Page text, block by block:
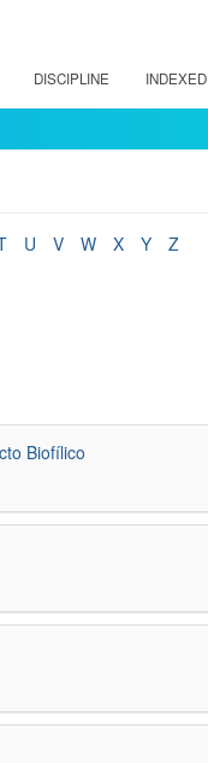
DISCIPLINE INDEXED
U V W X Y Z
Biofílico